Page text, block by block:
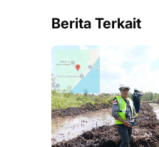
Berita Terkait